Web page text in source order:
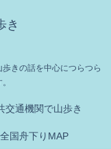
き
きの話を中心につらつら
交通機関で山歩き
全国舟下りMAP